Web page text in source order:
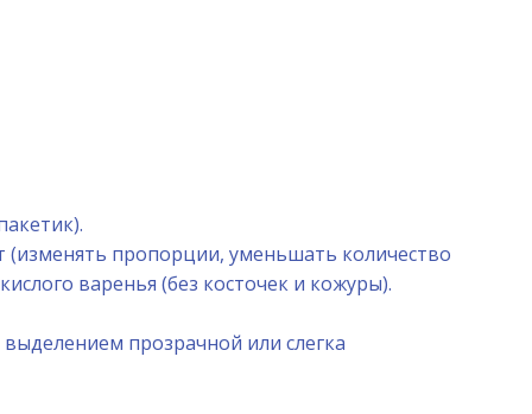
(изменять пропорции, уменьшать количество
варенья (без косточек и кожуры).
прозрачной или слегка